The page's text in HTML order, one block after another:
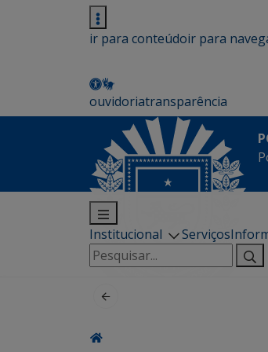
ir para conteúdoir para
ouvidoriatransparência
Institucional Serviços
Pesquisar
por: